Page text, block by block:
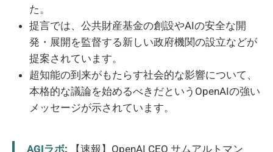
た。
提言では、公共財産基金の創設やAIの安全な開
発・展開を監督する新しい政府機関の設立などが
提案されています。
超知能の到来がもたらす社会的な影響について、
本格的な議論を始めるべきだというOpenAIの強い
メッセージが示されています。
AGIラボ: 【速報】OpenAI CEO サムアルトマン